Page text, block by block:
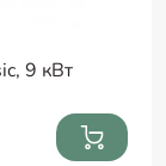
9 кВт